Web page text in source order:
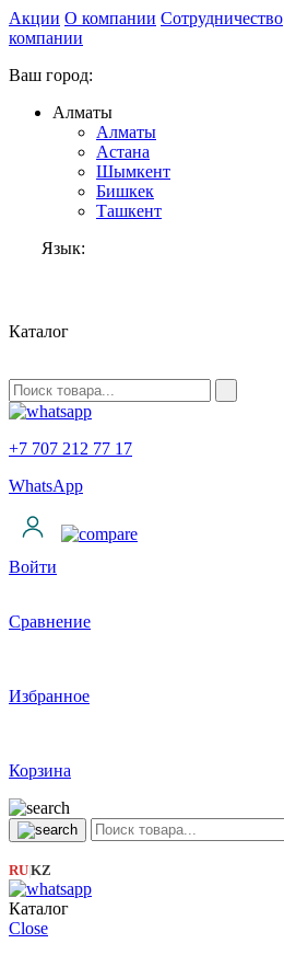
Акции О компании Сотрудничество
компании
Ваш город:
Алматы
Алматы
Астана
Шымкент
Бишкек
Ташкент
Язык:
Каталог
+7 707 212 77 17
WhatsApp
Войти
Сравнение
Избранное
Корзина
RU|KZ
Каталог
Close